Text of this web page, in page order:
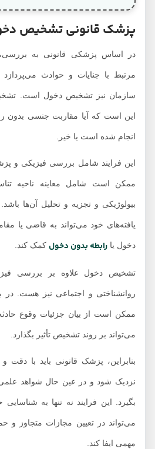
پزشک قانونی تشخیص
در اساس پزشکی قانونی به بررسی،
مرتبط با جنایات و حوادث می‌پردازد
سازمان نیز تشخیص دخول است. تشخیص
این است که آیا مقاربت جنسی بدون
انجام شده است یا خیر.
این فرایند شامل بررسی فیزیکی و
ممکن است شامل معاینه ناحیه
بیولوژیکی و تجزیه و تحلیل آن‌ها باشد.
یافته‌های خود می‌تواند به قاضی یا مقامات
دخول یارابطه بدون دخولکمک کند.
تشخیص دخول علاوه بر بررسی فیزیکی،
روانشناختی و اجتماعی نیز هست. در
ممکن است از بیان جزئیات وقوع حادثه
می‌تواند بر روند تشخیص تأثیر بگذارد.
بنابراین، پزشک قانونی باید با دقت و
نزدیک شود و در عین حال شواهد علمی و
بگیرد. این فرایند نه‌ تنها به شناسایی
می‌تواند در تعیین مجازات متجاوز و حمایت
مهمی ایفا کند.